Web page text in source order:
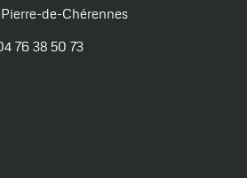
de-Chérennes
76 38 50 73